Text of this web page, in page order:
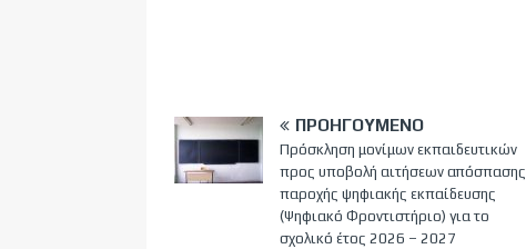
ΠΡΟΗΓΟΎΜΕΝΟ
Πρόσκληση μονίμων εκπαιδευτικών
προς υποβολή αιτήσεων απόσπασης
παροχής ψηφιακής εκπαίδευσης
(Ψηφιακό Φροντιστήριο) για το
σχολικό έτος 2026 – 2027